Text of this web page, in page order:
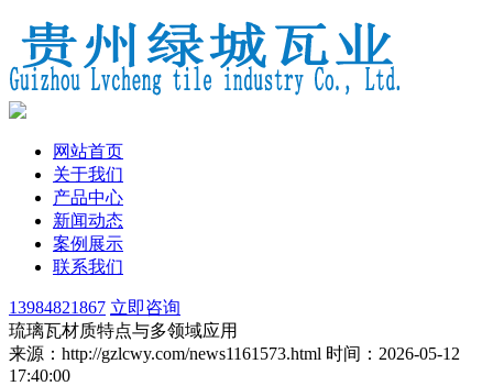
网站首页
关于我们
产品中心
新闻动态
案例展示
联系我们
13984821867 立即咨询
琉璃瓦材质特点与多领域应用
来源：http://gzlcwy.com/news1161573.html 时间：2026-05-12
17:40:00